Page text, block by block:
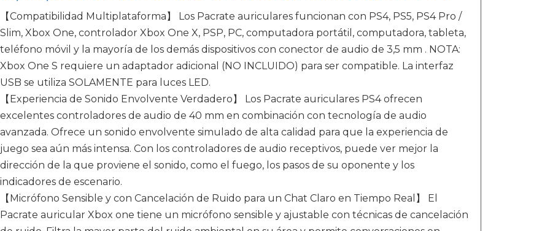
【Compatibilidad Multiplataforma】 Los Pacrate auriculares funcionan con PS4, PS5, PS4 Pro /
Slim, Xbox One, controlador Xbox One X, PSP, PC, computadora portátil, computadora, tableta,
teléfono móvil y la mayoría de los demás dispositivos con conector de audio de 3,5 mm . NOTA:
Xbox One S requiere un adaptador adicional (NO INCLUIDO) para ser compatible. La interfaz
USB se utiliza SOLAMENTE para luces LED.
【Experiencia de Sonido Envolvente Verdadero】 Los Pacrate auriculares PS4 ofrecen
excelentes controladores de audio de 40 mm en combinación con tecnología de audio
avanzada. Ofrece un sonido envolvente simulado de alta calidad para que la experiencia de
juego sea aún más intensa. Con los controladores de audio receptivos, puede ver mejor la
dirección de la que proviene el sonido, como el fuego, los pasos de su oponente y los
indicadores de escenario.
【Micrófono Sensible y con Cancelación de Ruido para un Chat Claro en Tiempo Real】 El
Pacrate auricular Xbox one tiene un micrófono sensible y ajustable con técnicas de cancelación